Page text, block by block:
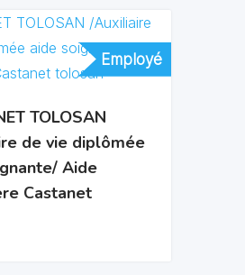
Employé
Employé
TOLOSAN
de vie diplômée
Aide
Castanet